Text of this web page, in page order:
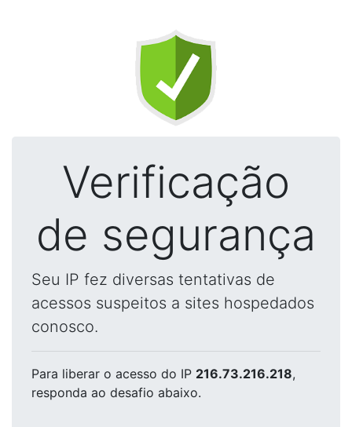
Verificação
de segurança
Seu IP fez diversas tentativas de
acessos suspeitos a sites hospedados
conosco.
Para liberar o acesso do IP 216.73.216.218,
responda ao desafio abaixo.